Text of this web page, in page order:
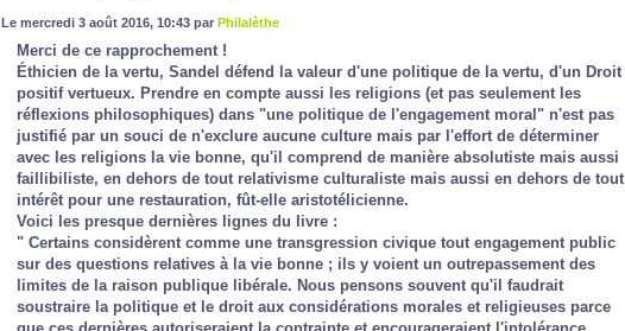
Le mercredi 3 août 2016, 10:43 par Philalèthe
Merci de ce rapprochement !
Éthicien de la vertu, Sandel défend la valeur d'une politique de la vertu, d'un Droit
positif vertueux. Prendre en compte aussi les religions (et pas seulement les
réflexions philosophiques) dans "une politique de l'engagement moral" n'est pas
justifié par un souci de n'exclure aucune culture mais par l'effort de déterminer
avec les religions la vie bonne, qu'il comprend de manière absolutiste mais aussi
faillibiliste, en dehors de tout relativisme culturaliste mais aussi en dehors de tout
intérêt pour une restauration, fût-elle aristotélicienne.
Voici les presque dernières lignes du livre :
" Certains considèrent comme une transgression civique tout engagement public
sur des questions relatives à la vie bonne ; ils y voient un outrepassement des
limites de la raison publique libérale. Nous pensons souvent qu'il faudrait
soustraire la politique et le droit aux considérations morales et religieuses parce